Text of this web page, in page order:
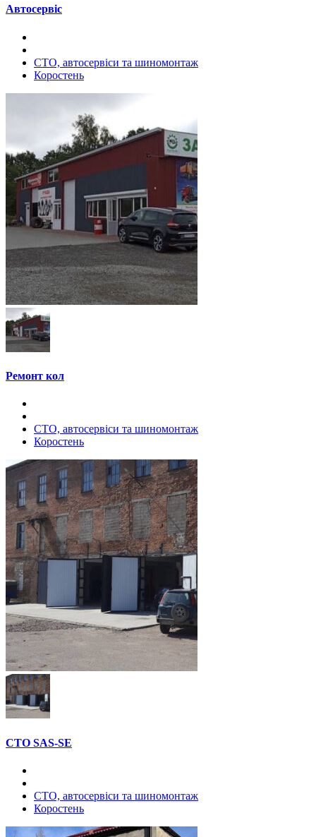
Автосервіс
СТО, автосервіси та шиномонтаж
Коростень
Ремонт кол
СТО, автосервіси та шиномонтаж
Коростень
СТО SAS-SE
СТО, автосервіси та шиномонтаж
Коростень